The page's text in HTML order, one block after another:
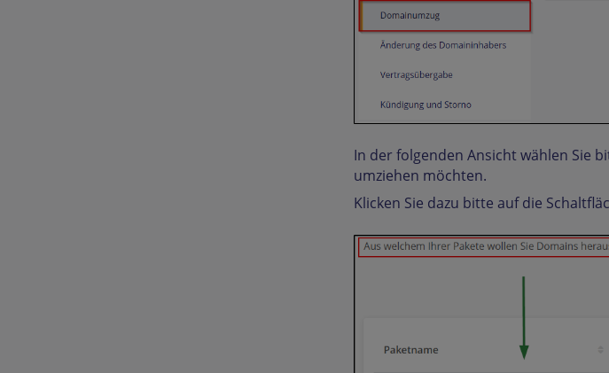
In der folgenden Ansicht wählen Sie
umziehen möchten.
Klicken Sie dazu bitte auf die